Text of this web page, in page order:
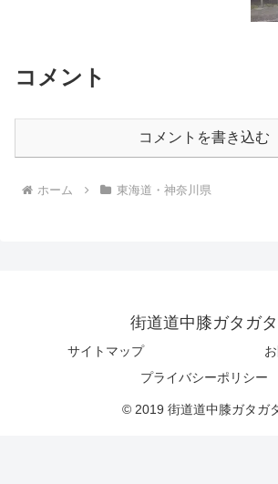
コメント
コメントを書き込む
ホーム 東海道・神奈川県
街道道中膝ガタガタ
サイトマップ
プライバシーポリシー
© 2019 街道道中膝ガタガ